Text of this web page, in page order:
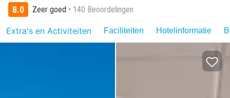
8.0 Zeer goed 140 Beoordelingen
Extra's en Activiteiten Faciliteiten Hotelinformatie